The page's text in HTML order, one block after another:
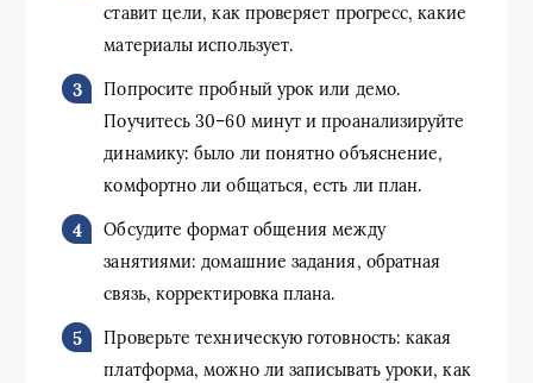
ставит цели, как проверяет прогресс, какие
материалы использует.
Попросите пробный урок или демо.
Поучитесь 30–60 минут и проанализируйте
динамику: было ли понятно объяснение,
комфортно ли общаться, есть ли план.
Обсудите формат общения между
занятиями: домашние задания, обратная
связь, корректировка плана.
Проверьте техническую готовность: какая
платформа, можно ли записывать уроки, как